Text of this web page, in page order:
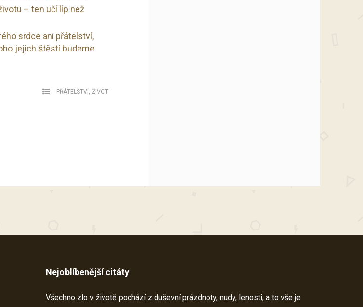
– ten učí líp než
srdce ani přátelství,
jejich štěstí budeme
PŘÁTELSTVÍ , ŽIVOT
Nejoblíbenější citáty
Všechno zlo v životě pochází z duševní prázdnoty, nudy, lenosti, a to vše je